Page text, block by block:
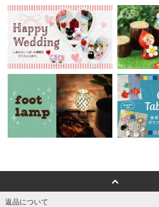
返品について